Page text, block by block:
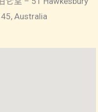
Australia